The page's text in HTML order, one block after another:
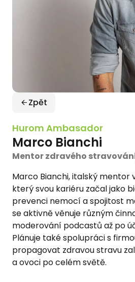
Zpět
Hurom Ambasador
Marco Bianchi
Mentor zdravého
Marco Bianchi, italský mentor
který svou kariéru začal jako
prevenci nemocí a spojitost
se aktivně věnuje různým
moderování podcastů až po
Plánuje také spolupráci s
propagovat zdravou stravu
a ovoci po celém světě.